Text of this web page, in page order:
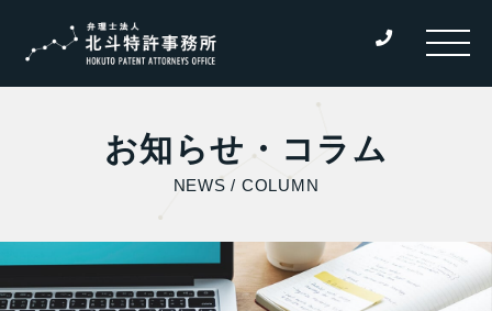
お知らせ・コラム
NEWS / COLUMN